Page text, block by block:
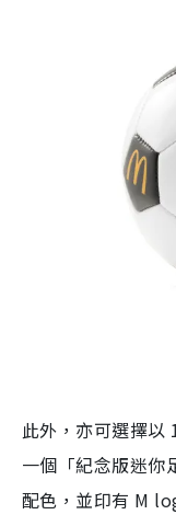
此外，亦可選擇
一個「紀念版迷你
配色，並印有 M